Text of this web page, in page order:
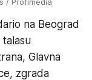
na Beograd
talasu
Glavna
zgrada